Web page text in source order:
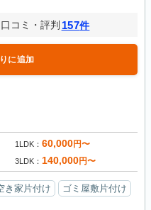
口コミ・評判 157件
に追加
1LDK 60,000円〜
3LDK 140,000円〜
き家片付け
ゴミ屋敷片付け